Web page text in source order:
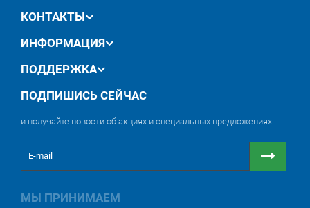
КОНТАКТЫ
ИНФОРМАЦИЯ
ПОДДЕРЖКА
ПОДПИШИСЬ СЕЙЧАС
и получайте новости об акциях и специальных предложениях
МЫ ПРИНИМАЕМ